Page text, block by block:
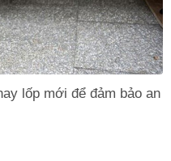
lốp mới để đảm bảo an